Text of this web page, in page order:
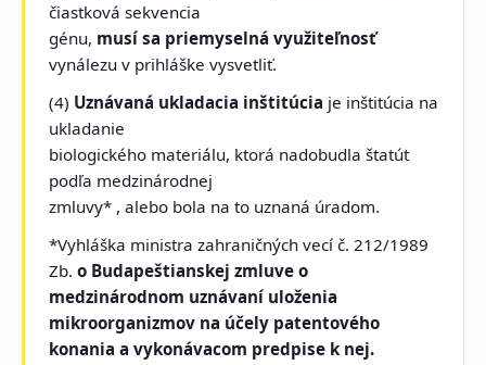
čiastková sekvencia
génu, musí sa priemyselná využiteľnosť
vynálezu v prihláške vysvetliť.
(4) Uznávaná ukladacia inštitúcia je inštitúcia na
ukladanie
biologického materiálu, ktorá nadobudla štatút
podľa medzinárodnej
zmluvy* , alebo bola na to uznaná úradom.
*Vyhláška ministra zahraničných vecí č. 212/1989
Zb.o Budapeštianskej zmluve o
medzinárodnom uznávaní uloženia
mikroorganizmov na účely patentového
konania a vykonávacom predpise k nej.